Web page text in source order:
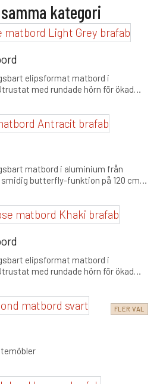
kategori
elipsformat matbord i
med rundade hörn för ökad
på 280 cm.
matbord i aluminium från
butterfly-funktion på 120 cm
elipsformat matbord i
med rundade hörn för ökad
på 280 cm.
FLER VAL